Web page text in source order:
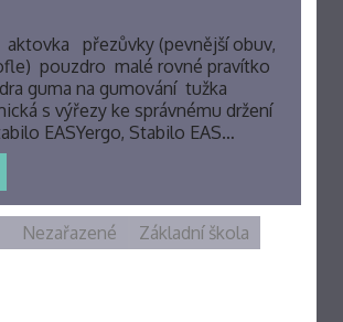
aktovka přezůvky (pevnější obuv,
pouzdro malé rovné pravítko
guma na gumování tužka
s výřezy ke správnému držení
EASYergo, Stabilo EAS…
Nezařazené Základní škola